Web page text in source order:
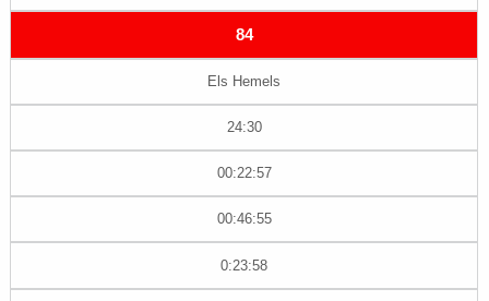
84
Els Hemels
24:30
00:22:57
00:46:55
0:23:58